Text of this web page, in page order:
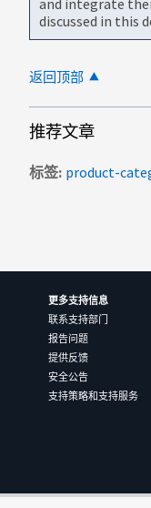
discussed in this
返回顶部
推荐文章
标签 product-
更多支持信息
联系支持部门
报告问题
提供反馈
安全公告
支持策略和支持服务